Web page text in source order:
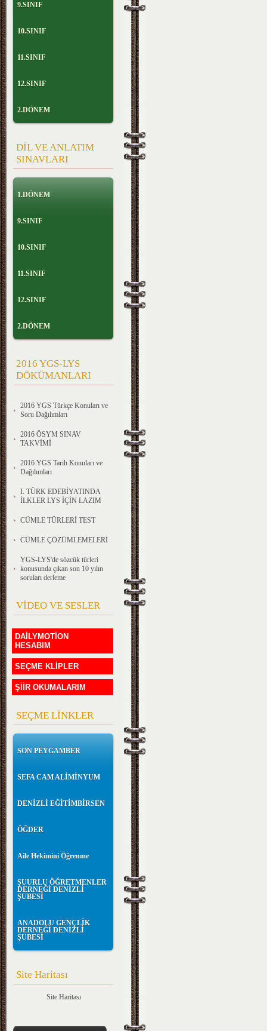
9.SINIF
10.SINIF
11.SINIF
12.SINIF
2.DÖNEM
DİL VE ANLATIM
SINAVLARI
1.DÖNEM
9.SINIF
10.SINIF
11.SINIF
12.SINIF
2.DÖNEM
2016 YGS-LYS
DÖKÜMANLARI
2016 YGS Türkçe Konuları ve
Soru Dağılımları
2016 ÖSYM SINAV
TAKVİMİ
2016 YGS Tarih Konuları ve
Dağılımları
I. TÜRK EDEBİYATINDA
İLKLER LYS İÇİN LAZIM
CÜMLE TÜRLERİ TEST
CÜMLE ÇÖZÜMLEMELERİ
YGS-LYS'de sözcük türleri
konusunda çıkan son 10 yılın
soruları derleme
VİDEO VE SESLER
DAİLYMOTİON
HESABIM
SEÇME KLİPLER
ŞİİR OKUMALARIM
SEÇME LİNKLER
SON PEYGAMBER
SEFA CAM ALİMİNYUM
DENİZLİ EĞİTİMBİRSEN
ÖĞDER
Aile Hekimini Öğrenme
ŞUURLU ÖĞRETMENLER
DERNEĞİ DENİZLİ
ŞUBESİ
ANADOLU GENÇLİK
DERNEĞİ DENİZLİ
ŞUBESİ
Site Haritası
Site Haritası